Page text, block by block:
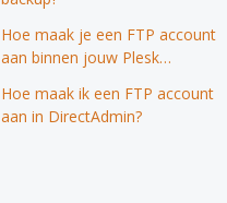
Hoe maak je een FTP account
aan binnen jouw Plesk
Hoe maak ik een FTP account
aan in DirectAdmin?